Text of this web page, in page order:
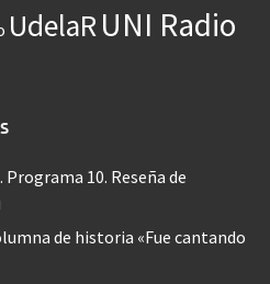
UdelaRUNI Radio
Programa 10. Reseña de
de historia «Fue cantando